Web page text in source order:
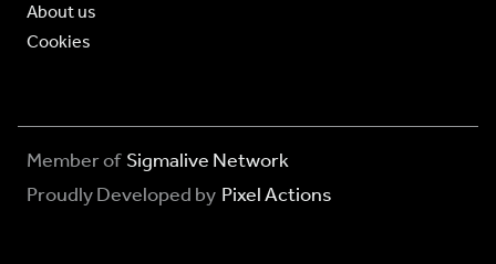
About us
Cookies
Member of Sigmalive Network
Proudly Developed by Pixel Actions